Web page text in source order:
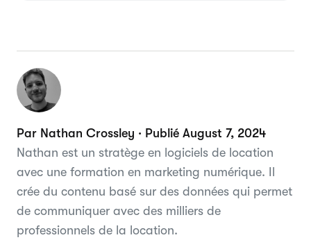
Par Nathan Crossley · Publié August 7, 2024
Nathan est un stratège en logiciels de location
avec une formation en marketing numérique. Il
crée du contenu basé sur des données qui permet
de communiquer avec des milliers de
professionnels de la location.